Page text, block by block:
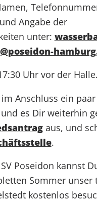
Angabe der
unter:
Uhr vor der Halle.
Anschluss ein
es Dir weiterhin
aus, und
.
Poseidon kannst
Sommer unser
kostenlos